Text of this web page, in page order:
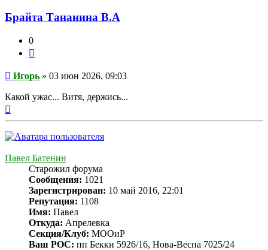
Брайта Тананина В.А
0
Сообщение
Игорь » 03 июн 2026, 09:03
Какой ужас... Витя, держись...
Павел Батенин
Старожил форума
Сообщения: 1021
Зарегистрирован: 10 май 2016, 22:01
Репутация: 1108
Имя: Павел
Откуда: Апрелевка
Секция/Клуб: МООиР
Ваш РОС: пп Бекки 5926/16, Нова-Весна 7025/24